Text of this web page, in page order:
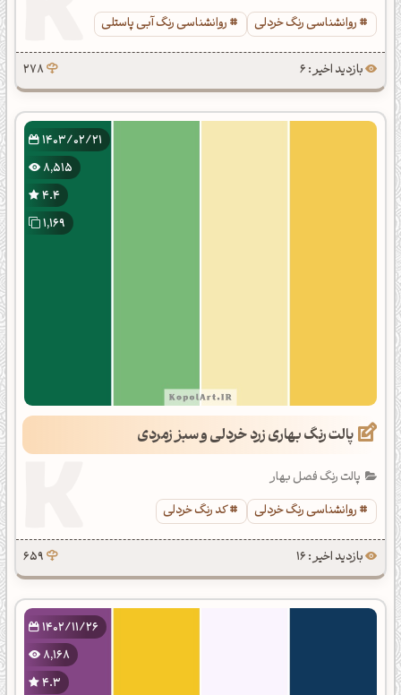
روانشناسی رنگ خردلی
روانشناسی رنگ آبی پاستلی
بازدید اخیر : 6 278
1403/02/21
8,515
4.4
1,169
پالت رنگ بهاری زرد خردلی و سبز زمردی
پالت رنگ فصل بهار
روانشناسی رنگ خردلی
کد رنگ خردلی
بازدید اخیر : 16 659
1402/11/26
8,168
4.3